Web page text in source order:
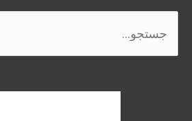
برای: